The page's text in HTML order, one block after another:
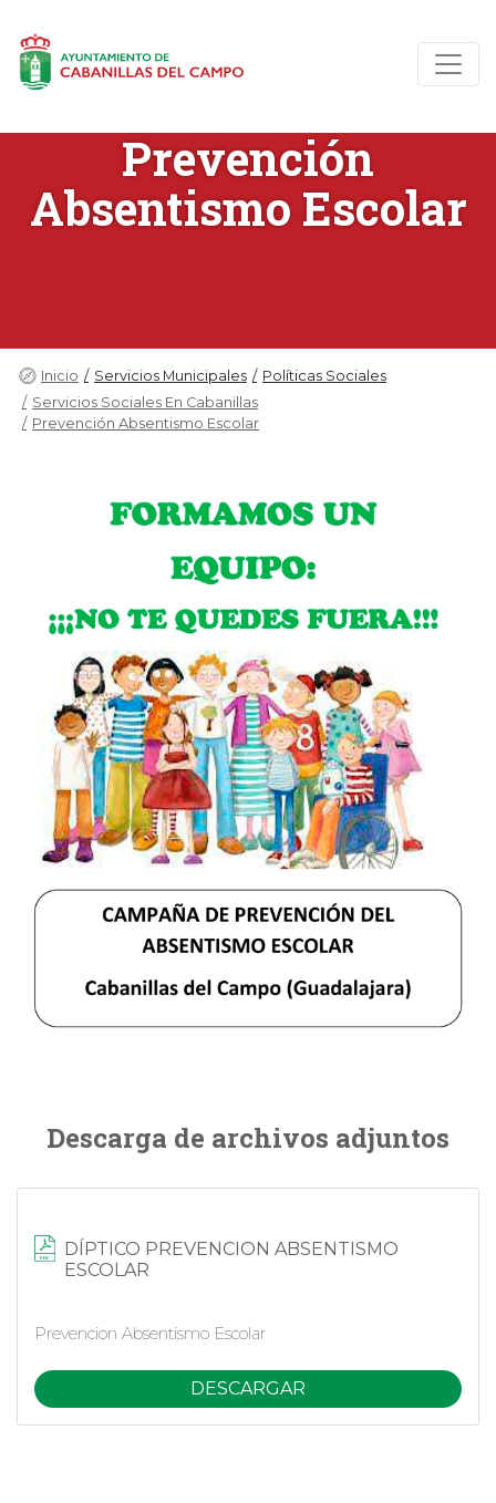
Prevención
Absentismo Escolar
Inicio Servicios Municipales
Políticas Sociales
Servicios Sociales En Cabanillas
Prevención Absentismo Escolar
Descarga de archivos adjuntos
DÍPTICO PREVENCION ABSENTISMO
ESCOLAR
Prevencion Absentismo Escolar
DESCARGAR